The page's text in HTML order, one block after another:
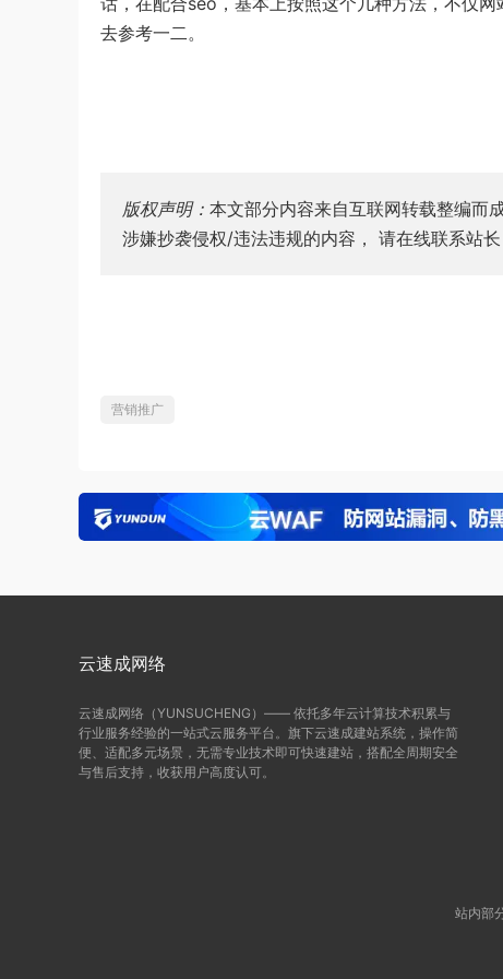
去参考一二。
版权声明： 本文部分内容来自互联网转载整编而
涉嫌抄袭侵权/违法违规的内容， 请在线联系站长
营销推广
云速成网络
云速成网络（YUNSUCHENG）—— 依托多年云计算技术积累与
行业服务经验的一站式云服务平台。旗下云速成建站系统，操作简
便、适配多元场景，无需专业技术即可快速建站，搭配全周期安全
与售后支持，收获用户高度认可。
站内部